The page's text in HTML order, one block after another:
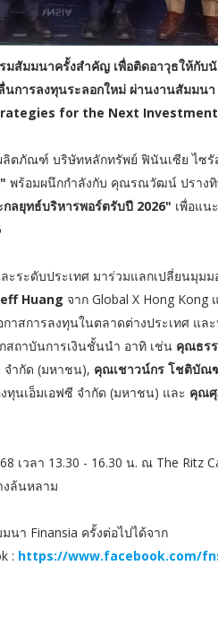
มสัมมนาครั้งสำคัญ เพื่อติดอาวุธให้กับ
นการลงทุนระลอกใหม่ ผ่านงานสัมมนา
for the Next
ลิตภัณฑ์ บริษัทหลักทรัพย์ ฟินันเซีย ไซ
พร้อมผนึกกำลังกับ คุณรณวัฒน์ ปรางทิ
กลยุทธ์บริหารพอร์ตรับปี 2026" เพื่อแน
ระดับประเทศ มาร่วมแลกเปลี่ยนมุม
Huang จาก Global X Hong Kong
กาสการลงทุนในตลาดต่างประเทศ แล
สถาบันการเงินชั้นนำ อาทิ เช่น คุณธร
จำกัด (มหาชน), คุณเชาวน์กร โชติบัณ
นเอ็มเอฟซี จำกัด (มหาชน) และ คุณศุ
วลา 13.30 - 16.30 น. ณ The Ritz
งล้นหลาม
า Finansia ครั้งต่อไปได้จาก
: https://www.facebook.com/